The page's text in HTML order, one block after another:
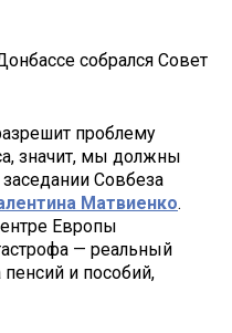
собрался Совет
проблему
значит, мы должны
заседании Совбеза
Матвиенко.
Европы
— реальный
и пособий,